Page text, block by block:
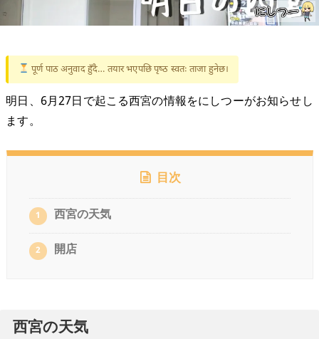
पूर्ण पाठ अनुवाद हुँदै… तयार भएपछि पृष्ठ स्वतः ताजा हुनेछ।
明日、6月27日で起こる西宮の情報をにしつーがお知らせし
ます。
目次
1 西宮の天気
2 開店
西宮の天気